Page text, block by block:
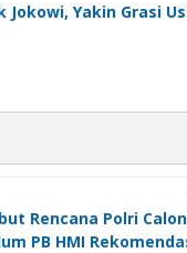
Jokowi, Yakin Grasi
Rencana Polri
PB HMI